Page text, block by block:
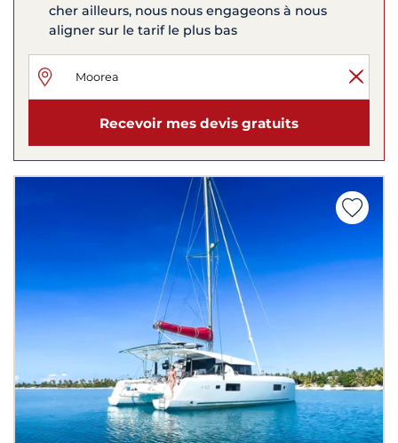
cher ailleurs, nous nous engageons à nous
aligner sur le tarif le plus bas
Recevoir mes devis gratuits